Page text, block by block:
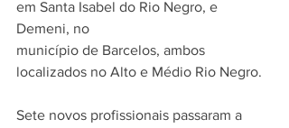
em Santa Isabel do Rio Negro, e
Demeni, no
município de Barcelos, ambos
localizados no Alto e Médio Rio Negro.
Sete novos profissionais passaram a